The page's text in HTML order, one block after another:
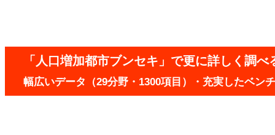
「人口増加都市ブンセキ」で更に詳しく調べ
幅広いデータ（29分野・1300項目）・充実したベン